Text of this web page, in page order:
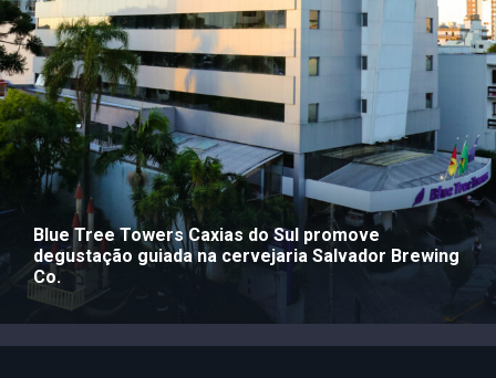
Blue Tree Towers Caxias do Sul promove
degustação guiada na cervejaria Salvador Brewing
Co.